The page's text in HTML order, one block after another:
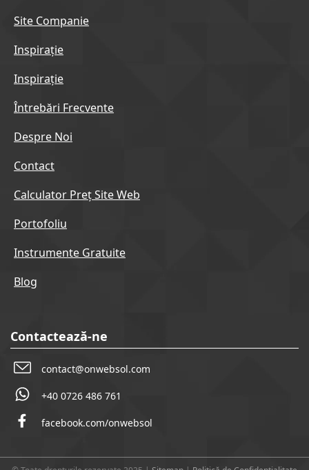
Site Companie
Inspirație
Inspirație
Întrebări Frecvente
Despre Noi
Contact
Calculator Preț Site Web
Portofoliu
Instrumente Gratuite
Blog
Contactează-ne
contact@onwebsol.com
+40 0726 486 761
facebook.com/onwebsol